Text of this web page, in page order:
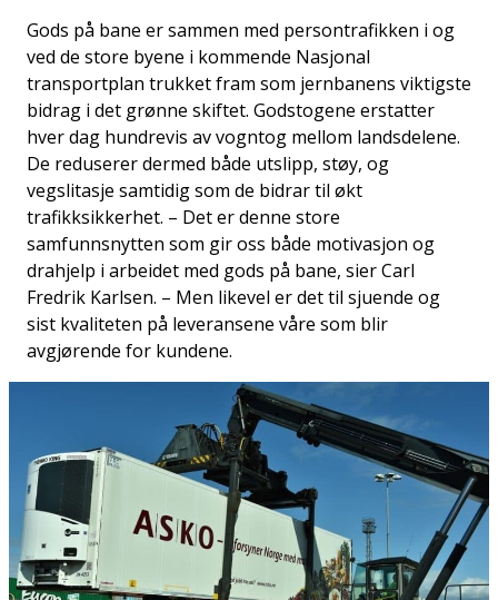
Gods på bane er sammen med persontrafikken i og
ved de store byene i kommende Nasjonal
transportplan trukket fram som jernbanens viktigste
bidrag i det grønne skiftet. Godstogene erstatter
hver dag hundrevis av vogntog mellom landsdelene.
De reduserer dermed både utslipp, støy, og
vegslitasje samtidig som de bidrar til økt
trafikksikkerhet. – Det er denne store
samfunnsnytten som gir oss både motivasjon og
drahjelp i arbeidet med gods på bane, sier Carl
Fredrik Karlsen. – Men likevel er det til sjuende og
sist kvaliteten på leveransene våre som blir
avgjørende for kundene.